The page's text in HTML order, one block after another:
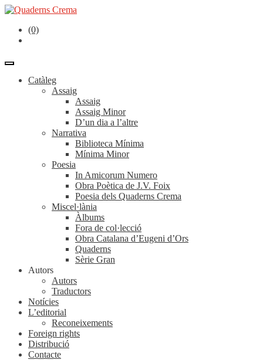
(0)
Catàleg
Assaig
Assaig
Assaig Minor
D’un dia a l’altre
Narrativa
Biblioteca Mínima
Mínima Minor
Poesia
In Amicorum Numero
Obra Poètica de J.V. Foix
Poesia dels Quaderns Crema
Miscel·lània
Àlbums
Fora de col·lecció
Obra Catalana d’Eugeni d’Ors
Quaderns
Sèrie Gran
Autors
Autors
Traductors
Notícies
L’editorial
Reconeixements
Foreign rights
Distribució
Contacte